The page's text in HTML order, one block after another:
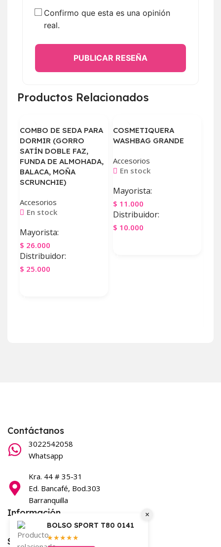
Confirmo que esta es una opinión
real.
PUBLICAR RESEÑA
Productos Relacionados
COMBO DE SEDA PARA
DORMIR (GORRO
SATÍN DOBLE FAZ,
FUNDA DE ALMOHADA,
BALACA, MOÑA
SCRUNCHIE)
Accesorios
En stock
Mayorista:
$ 26.000
Distribuidor:
$ 25.000
COSMETIQUERA
WASHBAG GRANDE
Accesorios
En stock
Mayorista:
$ 11.000
Distribuidor:
$ 10.000
Contáctanos
3022542058
Whatsapp
Kra. 44 # 35-31
Ed. Bancafé, Bod.303
Barranquilla
Información
Términos y condiciones
Síguenos en nuestras redes
×
BOLSO SPORT T80 0141
★★★★★